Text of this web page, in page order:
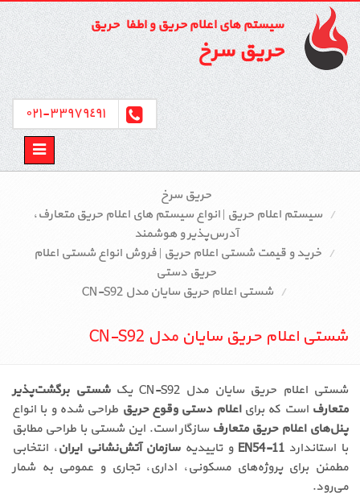
سیستم های اعلام حریق و اطفاء حریق
حریق سرخ
٣٣٩٧٩٤٩١-٠٢١
Toggle
حریق سرخ
سیستم اعلام حریق | انواع سیستم‌ های اعلام حریق متعارف،
آدرس‌پذیر و هوشمند
خرید و قیمت شستی اعلام حریق | فروش انواع شستی اعلام
حریق دستی
شستی اعلام حریق سایان مدل CN-S92
شستی اعلام حریق سایان مدل CN-S92
شستی اعلام حریق سایان مدل CN-S92 یک
شستی برگشت‌پذیر
متعارف است که برایاعلام دستی وقوع حریق طراحی شده و با انواع
پنل‌های اعلام حریق متعارف سازگار است. این شستی با طراحی مطابق
با استانداردEN54-11 و تاییدیهسازمان آتش‌نشانی ایران، انتخابی
مطمئن برای پروژه‌های مسکونی، اداری، تجاری و عمومی به شمار
می‌رود.